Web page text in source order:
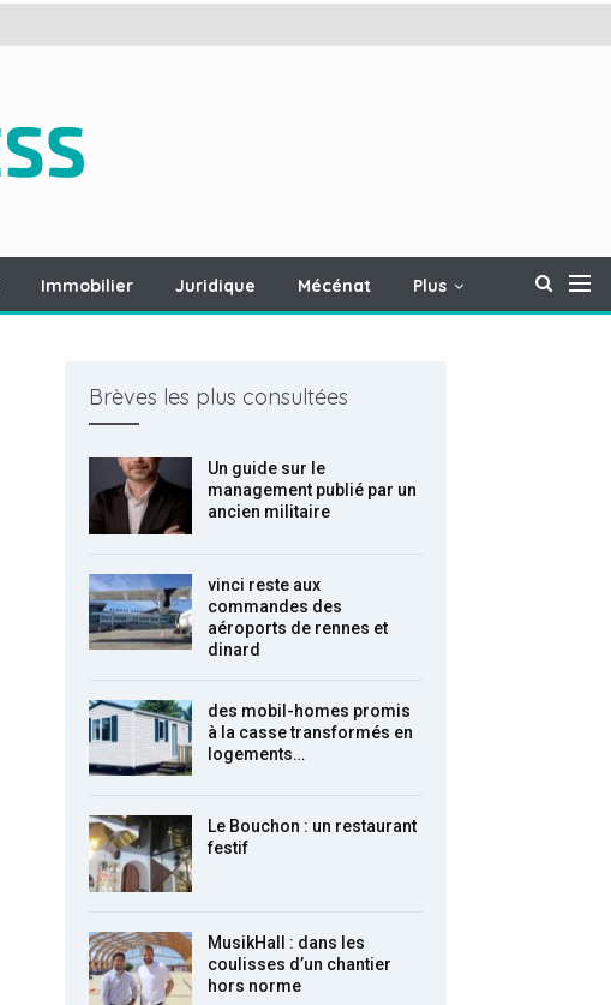
Immobilier Juridique Mécénat Plus
Brèves les plus consultées
Un guide sur le
management publié par un
ancien militaire
vinci reste aux
commandes des
aéroports de rennes et
dinard
des mobil-homes promis
à la casse transformés en
logements…
Le Bouchon : un restaurant
festif
MusikHall : dans les
coulisses d’un chantier
hors norme